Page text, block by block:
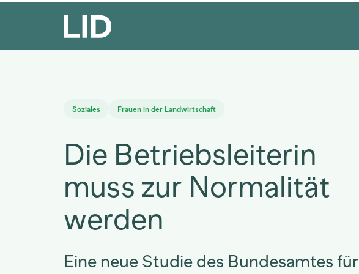
Soziales Frauen in der Landwirtschaft
Die Betriebsleiterin
muss zur Normalität
werden
Eine neue Studie des Bundesamtes für